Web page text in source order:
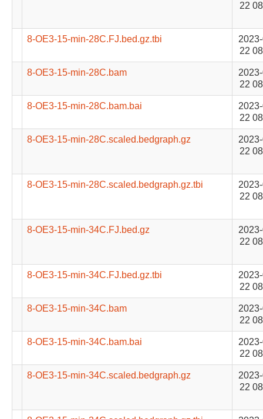
22
8-OE3-15-min-28C.FJ.bed.gz.tbi
22
8-OE3-15-min-28C.bam
22
8-OE3-15-min-28C.bam.bai
22
8-OE3-15-min-28C.scaled.bedgraph.gz
22
8-OE3-15-min-28C.scaled.bedgraph.gz.tbi
22
8-OE3-15-min-34C.FJ.bed.gz
22
8-OE3-15-min-34C.FJ.bed.gz.tbi
22
8-OE3-15-min-34C.bam
22
8-OE3-15-min-34C.bam.bai
22
8-OE3-15-min-34C.scaled.bedgraph.gz
22